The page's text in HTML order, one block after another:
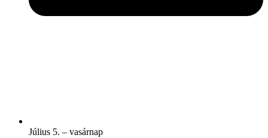
Július 5. – vasárnap